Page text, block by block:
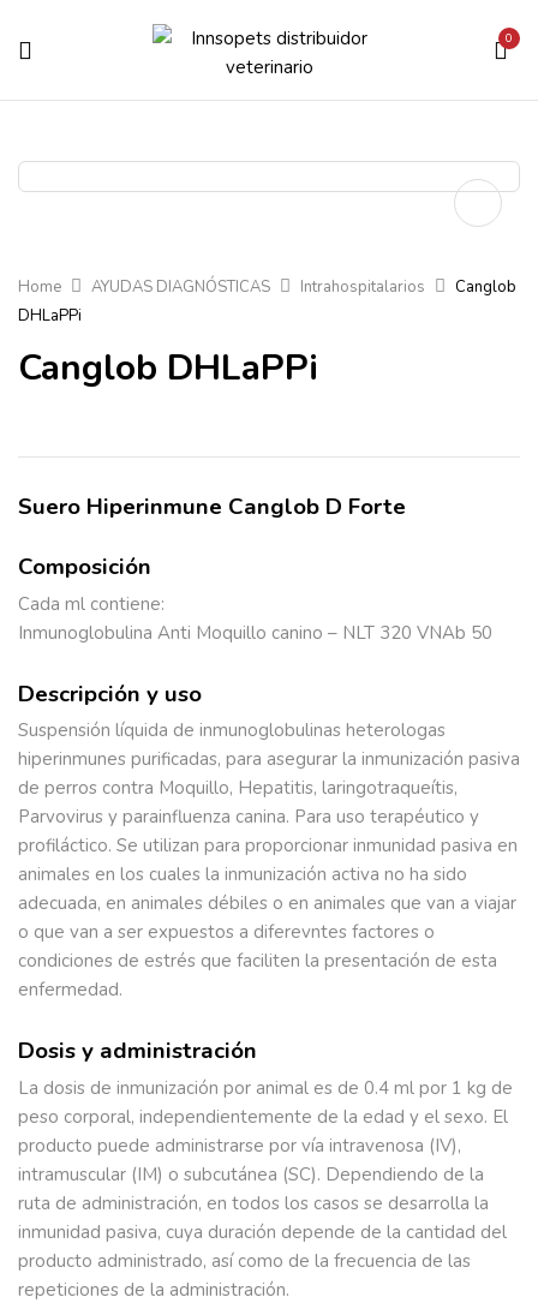
0
Home AYUDAS DIAGNÓSTICAS Intrahospitalarios
Canglob
DHLaPPi
Canglob DHLaPPi
Suero Hiperinmune Canglob D Forte
Composición
Cada ml contiene:
Inmunoglobulina Anti Moquillo canino – NLT 320 VNAb 50
Descripción y uso
Suspensión líquida de inmunoglobulinas heterologas
hiperinmunes purificadas, para asegurar la inmunización pasiva
de perros contra Moquillo, Hepatitis, laringotraqueítis,
Parvovirus y parainfluenza canina. Para uso terapéutico y
profiláctico. Se utilizan para proporcionar inmunidad pasiva en
animales en los cuales la inmunización activa no ha sido
adecuada, en animales débiles o en animales que van a viajar
o que van a ser expuestos a diferevntes factores o
condiciones de estrés que faciliten la presentación de esta
enfermedad.
Dosis y administración
La dosis de inmunización por animal es de 0.4 ml por 1 kg de
peso corporal, independientemente de la edad y el sexo. El
producto puede administrarse por vía intravenosa (IV),
intramuscular (IM) o subcutánea (SC). Dependiendo de la
ruta de administración, en todos los casos se desarrolla la
inmunidad pasiva, cuya duración depende de la cantidad del
producto administrado, así como de la frecuencia de las
repeticiones de la administración.